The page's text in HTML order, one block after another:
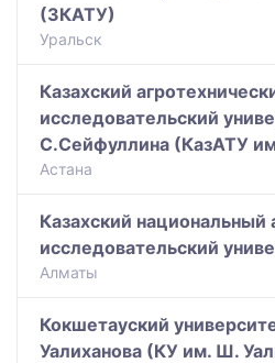
(ЗКАТУ)
Уральск
Казахский
исследовательский
С.Сейфуллина (КазАТУ
Астана
Казахский национальный
исследовательский
Алматы
Кокшетауский
Уалиханова (КУ им. Ш.